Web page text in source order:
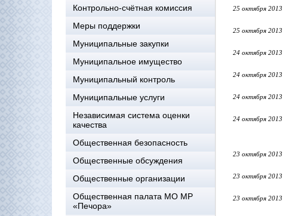
Контрольно-счётная комиссия
Меры поддержки
Муниципальные закупки
Муниципальное имущество
Муниципальный контроль
Муниципальные услуги
Независимая система оценки
качества
Общественная безопасность
Общественные обсуждения
Общественные организации
Общественная палата МО МР
«Печора»
25 октября 2013
25 октября 2013
24 октября 2013
24 октября 2013
24 октября 2013
24 октября 2013
23 октября 2013
23 октября 2013
23 октября 2013